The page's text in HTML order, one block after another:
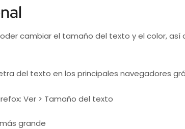
cambiar el tamaño del texto y el color,
del texto en los principales navegadores
Ver > Tamaño del texto
grande